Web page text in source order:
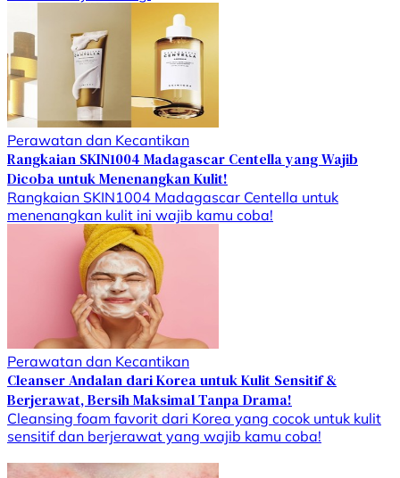
Perawatan dan Kecantikan
Rangkaian SKIN1004 Madagascar Centella yang Wajib
Dicoba untuk Menenangkan Kulit!
Rangkaian SKIN1004 Madagascar Centella untuk
menenangkan kulit ini wajib kamu coba!
Perawatan dan Kecantikan
Cleanser Andalan dari Korea untuk Kulit Sensitif &
Berjerawat, Bersih Maksimal Tanpa Drama!
Cleansing foam favorit dari Korea yang cocok untuk kulit
sensitif dan berjerawat yang wajib kamu coba!